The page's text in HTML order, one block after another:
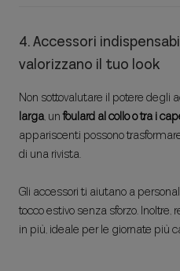
4. Accessori
valorizzano il tuo look
Non sottovalutare il potere degli
larga, unfoulard al collo o tra i
appariscenti possono
di una rivista.
Gli accessori ti aiutano a
tocco estivo senza sforzo.
in più, ideale per le giornate più